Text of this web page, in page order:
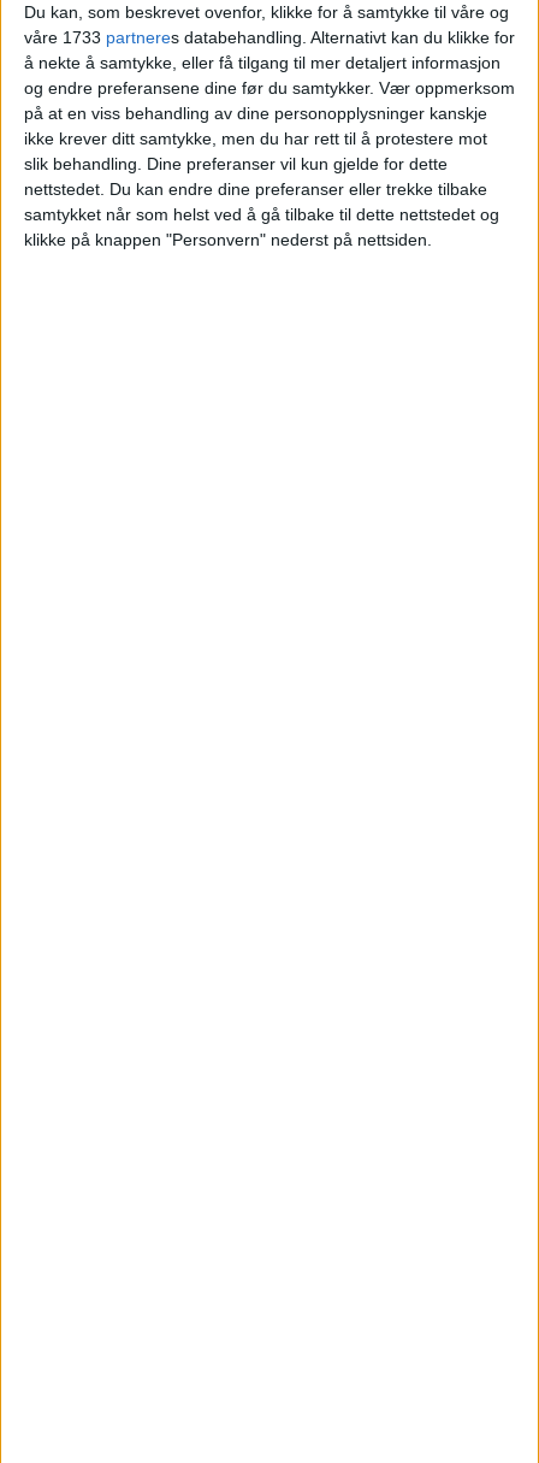
Du kan, som beskrevet ovenfor, klikke for å samtykke til våre og
våre 1733 partneres databehandling. Alternativt kan du klikke for
å nekte å samtykke, eller få tilgang til mer detaljert informasjon
og endre preferansene dine før du samtykker. Vær oppmerksom
på at en viss behandling av dine personopplysninger kanskje
ikke krever ditt samtykke, men du har rett til å protestere mot
slik behandling. Dine preferanser vil kun gjelde for dette
nettstedet. Du kan endre dine preferanser eller trekke tilbake
samtykket når som helst ved å gå tilbake til dette nettstedet og
klikke på knappen "Personvern" nederst på nettsiden.
inngangsdøren til oppgangen i bygården var
knust. Og det var blodspor på veggene i
oppgangen. Foto: Jorunn Mathisen
Da ringte hun politiet. Det viste seg at den
fremmede mannen hadde klart å ta seg
inn til en nabo av Jorunn Mathisen.